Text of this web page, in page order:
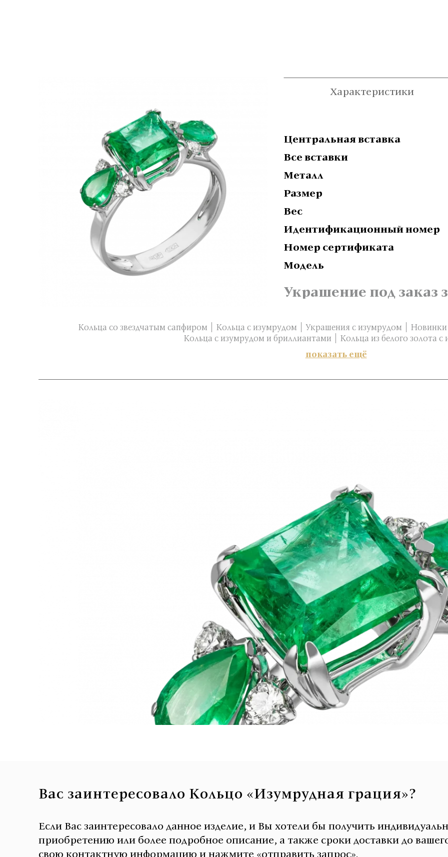
Характеристики
Центральная вставка
Все вставки
Металл
Размер
Вес
Идентификационный номер
Номер сертификата
Модель
Украшение под заказ
Кольца со звездчатым сапфиром Кольца с изумрудом Украшения с изумрудом
Кольца с изумрудом и бриллиантами
Кольца из белого золота
показать ещё
Вас заинтересовало Кольцо «Изумрудная грация»?
Если Вас заинтересовало данное изделие, и Вы хотели бы получить
приобретению или более подробное описание, а также сроки доставки до
свою контактную информацию и нажмите «отправить запрос».